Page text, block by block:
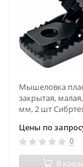
Мышеловка
закрытая,
мм, 2 шт
Цены по
0
В